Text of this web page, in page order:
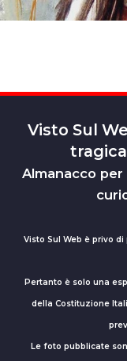
Visto Sul
Almanacco
Visto Sul Web è privo
Pertanto è solo una
della Costituzione
Le foto pubblicate